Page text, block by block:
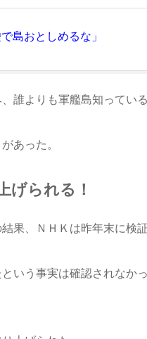
島おとしめるな」
誰よりも軍艦島知ってい
あった。
げられる！
果、ＮＨＫは昨年末に検
いう事実は確認されなか